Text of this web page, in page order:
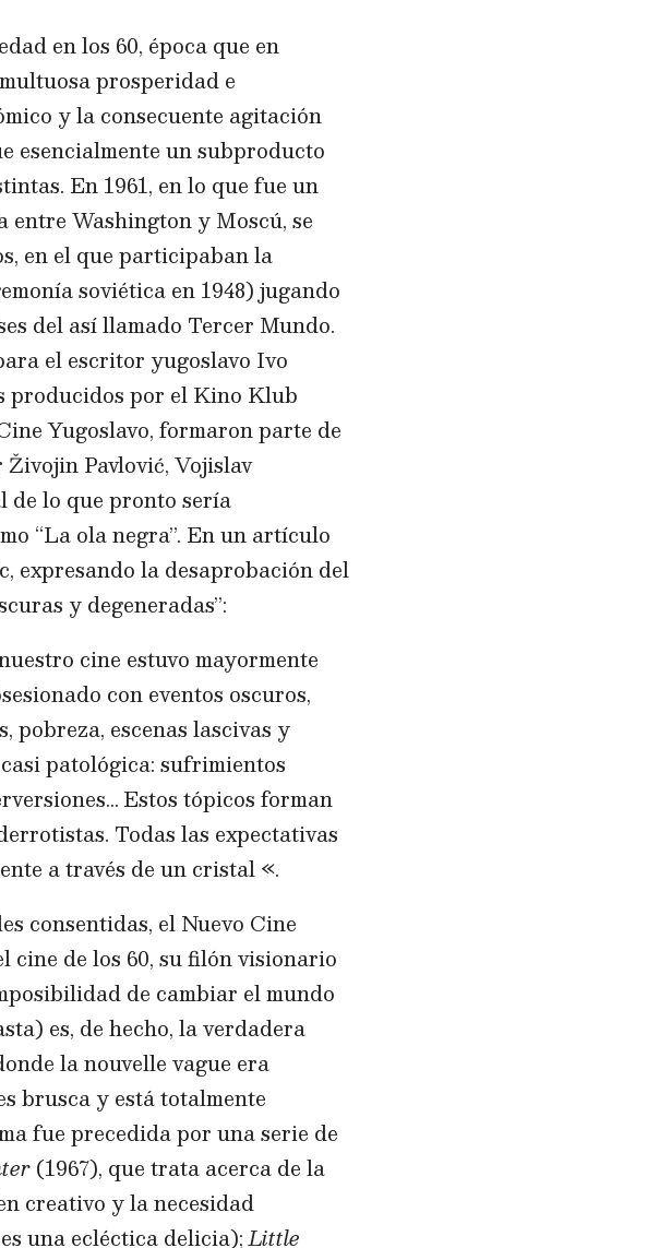
en los 60, época que en
prosperidad e
y la consecuente agitación
esencialmente un subproducto
En 1961, en lo que fue un
Washington y Moscú, se
en el que participaban la
soviética en 1948) jugando
del así llamado Tercer Mundo.
el escritor yugoslavo Ivo
producidos por el Kino Klub
Yugoslavo, formaron parte de
Pavlović, Vojislav
de lo que pronto sería
“La ola negra”. En un artículo
expresando la desaprobación del
y degeneradas”:
cine estuvo mayormente
con eventos oscuros,
pobreza, escenas lascivas y
patológica: sufrimientos
Estos tópicos forman
Todas las expectativas
a través de un cristal «.
consentidas, el Nuevo Cine
cine de los 60, su filón visionario
de cambiar el mundo
es, de hecho, la verdadera
la nouvelle vague era
brusca y está totalmente
fue precedida por una serie de
(1967), que trata acerca de la
creativo y la necesidad
una ecléctica delicia);Little